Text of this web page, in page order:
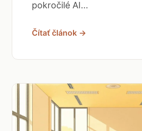
pokročilé AI...
Čítať článok →